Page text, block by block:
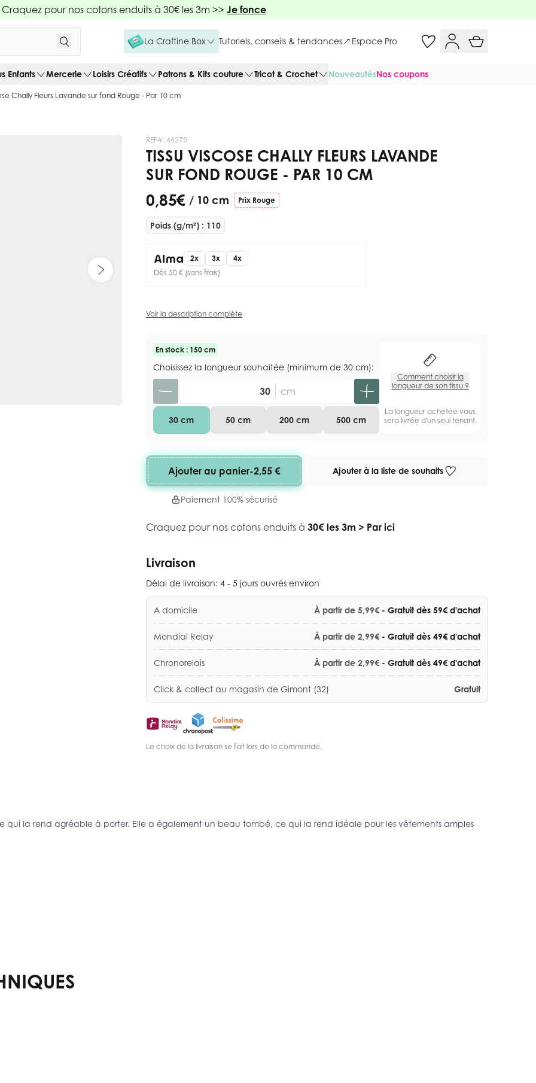
Craquez pour nos cotons enduits à 30€ les 3m >> Je fonce
La Craftine Box Tutoriels, conseils & tendances Espace Pro
Enfants Mercerie Loisirs Créatifs Patrons & Kits couture Tricot & Crochet NouveautésNos coupons
Chally Fleurs Lavande sur fond Rouge - Par 10 cm
REF#: 46275
TISSU VISCOSE CHALLY FLEURS LAVANDE
SUR FOND ROUGE - PAR 10 CM
0,85 € / 10 cm Prix Rouge
Poids (g/m²) : 110
2x 3x
4x
Dès 50 € (sans frais)
Voir la description complète
En stock : 150 cm
Choisissez la longueur souhaitée (minimum de 30 cm):
cm
30 cm 50 cm 200 cm 500 cm
Comment choisir la
longueur de son tissu ?
La longueur achetée vous
sera livrée d'un seul tenant.
Ajouter au panier-2,55 €
Paiement 100% sécurisé
Ajouter à la liste de souhaits
Craquez pour nos cotons enduits à 30€ les 3m > Par ici
Livraison
Délai de livraison: 4 - 5 jours ouvrés environ
A domicile À partir de 5,99€ - Gratuit dès 59€ d'achat
Mondial Relay À partir de 2,99€ - Gratuit dès 49€ d'achat
Chronorelais À partir de 2,99€ - Gratuit dès 49€ d'achat
Click & collect au magasin de Gimont (32) Gratuit
Le choix de la livraison se fait lors de la commande.
qui la rend agréable à porter. Elle a également un beau tombé, ce qui la rend idéale pour les vêtements amples